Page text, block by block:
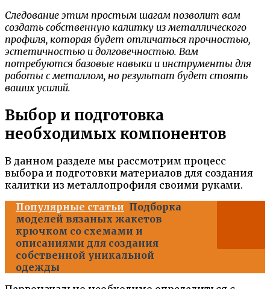
Следование этим простым шагам позволит вам
создать собственную калитку из металлического
профиля, которая будет отличаться прочностью,
эстетичностью и долговечностью. Вам
потребуются базовые навыки и инструменты для
работы с металлом, но результат будет стоять
ваших усилий.
Выбор и подготовка
необходимых компонентов
В данном разделе мы рассмотрим процесс
выбора и подготовки материалов для создания
калитки из металлопрофиля своими руками.
Популярные статьи Подборка
моделей вязаных жакетов
крючком со схемами и
описаниями для создания
собственной уникальной
одежды